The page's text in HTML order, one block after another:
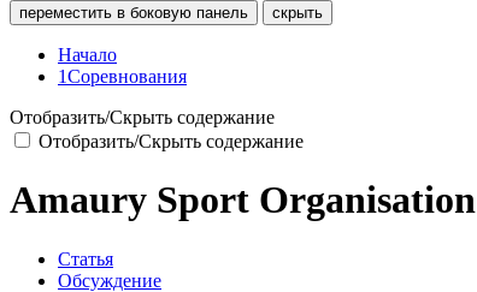
переместить в боковую панель скрыть
Начало
1Соревнования
Отобразить/Скрыть содержание
Отобразить/Скрыть содержание
Amaury Sport Organisation
Статья
Обсуждение